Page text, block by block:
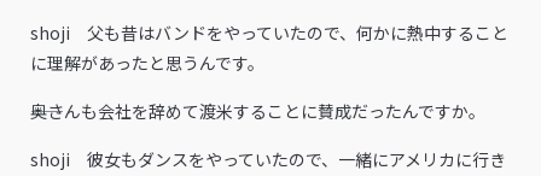
shoji 父も昔はバンドをやっていたので、何かに熱中すること
に理解があったと思うんです。
――奥さんも会社を辞めて渡米することに賛成だったんですか。
shoji 彼女もダンスをやっていたので、一緒にアメリカに行き